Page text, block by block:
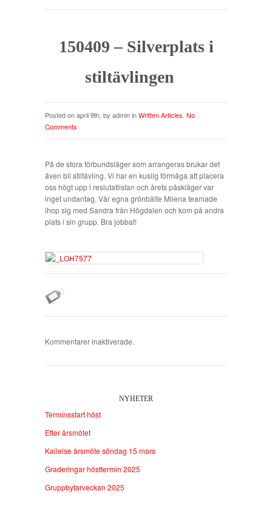
150409 – Silverplats i
stiltävlingen
Posted on april 9th, by admin inWritten Articles No
Comments
På de stora förbundsläger som arrangeras brukar det
även bli stiltävling. Vi har en kuslig förmåga att placera
oss högt upp i reslutatlistan och årets påskläger var
inget undantag. Vår egna grönbälte Milena teamade
ihop sig med Sandra från Högdalen och kom på andra
plats i sin grupp. Bra jobbat!
Kommentarer inaktiverade.
NYHETER
Terminsstart höst
Efter årsmötet
Kallelse årsmöte söndag 15 mars
Graderingar hösttermin 2025
Gruppbytarveckan 2025